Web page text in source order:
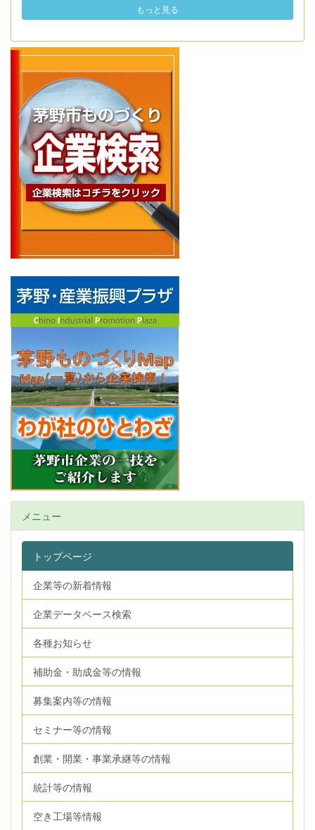
もっと見る
メニュー
トップページ
企業等の新着情報
企業データベース検索
各種お知らせ
補助金・助成金等の情報
募集案内等の情報
セミナー等の情報
創業・開業・事業承継等の情報
統計等の情報
空き工場等情報